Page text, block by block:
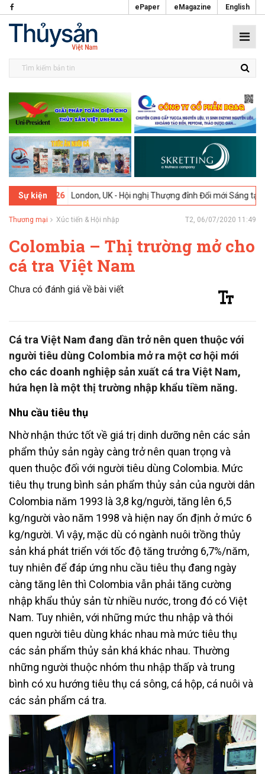
ePaper eMagazine English
Sự kiện
2026 London, UK - Hội nghị Thượng đỉnh Đổi mới Sáng tạo trong
Thương mại Xúc tiến & Hội nhập T2, 06/07/2020 11:49
Colombia – Thị trường mở cho
cá tra Việt Nam
Chưa có đánh giá về bài viết
Cá tra Việt Nam đang dần trở nên quen thuộc với
người tiêu dùng Colombia mở ra một cơ hội mới
cho các doanh nghiệp sản xuất cá tra Việt Nam,
hứa hẹn là một thị trường nhập khẩu tiềm năng.
Nhu cầu tiêu thụ
Nhờ nhận thức tốt về giá trị dinh dưỡng nên các sản
phẩm thủy sản ngày càng trở nên quan trọng và
quen thuộc đối với người tiêu dùng Colombia. Mức
tiêu thụ trung bình sản phẩm thủy sản của người dân
Colombia năm 1993 là 3,8 kg/người, tăng lên 6,5
kg/người vào năm 1998 và hiện nay ổn định ở mức 6
kg/người. Vì vậy, mặc dù có ngành nuôi trồng thủy
sản khá phát triển với tốc độ tăng trưởng 6,7%/năm,
tuy nhiên để đáp ứng nhu cầu tiêu thụ đang ngày
càng tăng lên thì Colombia vẫn phải tăng cường
nhập khẩu thủy sản từ nhiều nước, trong đó có Việt
Nam. Tuy nhiên, với những mức thu nhập và thói
quen người tiêu dùng khác nhau mà mức tiêu thụ
các sản phẩm thủy sản khá khác nhau. Thường
những người thuộc nhóm thu nhập thấp và trung
bình có xu hướng tiêu thụ cá sông, cá hộp, cá nuôi và
các sản phẩm cá tra.